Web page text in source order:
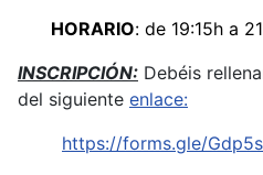
HORARIO: de 19:15h a
INSCRIPCIÓN: Debéis
del siguiente enlace:
https://forms.gle/